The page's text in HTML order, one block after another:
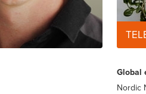
Global
Nordic